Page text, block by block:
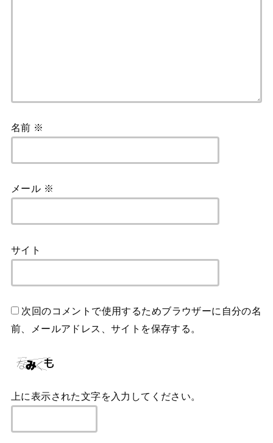
名前 ※
メール ※
サイト
次回のコメントで使用するためブラウザーに自分の名
前、メールアドレス、サイトを保存する。
上に表示された文字を入力してください。